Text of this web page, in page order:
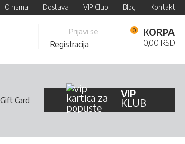
O nama Dostava VIP Club Blog Kontakt
Content
Prijavi se
Registracija
KORPA
0,00 RSD
Gift Card
VIP
KLUB